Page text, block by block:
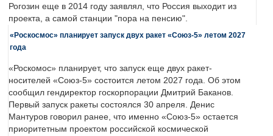
Рогозин еще в 2014 году заявлял, что Россия выходит из
проекта, а самой станции "пора на пенсию".
«Роскосмос» планирует запуск двух ракет «Союз-5» летом 2027
года
«Роскомос» планирует, что запуск еще двух ракет-
носителей «Союз-5» состоится летом 2027 года. Об этом
сообщил гендиректор госкорпорации Дмитрий Баканов.
Первый запуск ракеты состоялся 30 апреля. Денис
Мантуров говорил ранее, что именно «Союз-5» остается
приоритетным проектом российской космической